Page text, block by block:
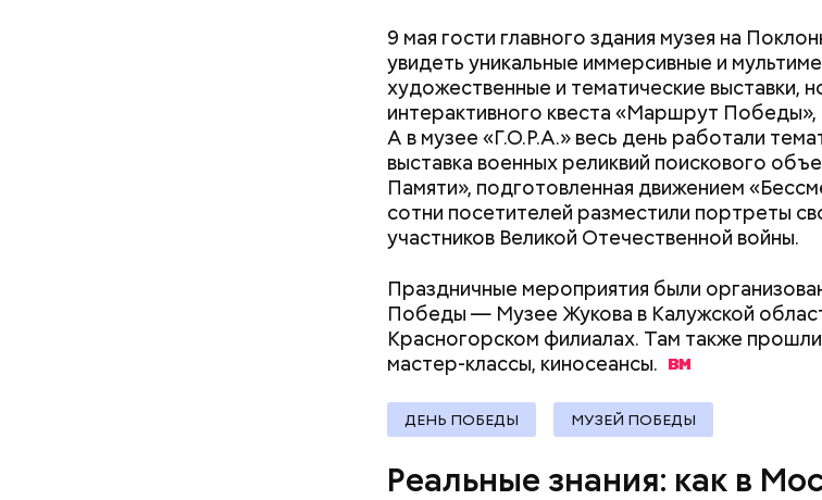
9 мая гости главного здания музея на
увидеть уникальные иммерсивные и
художественные и тематические выставки,
интерактивного квеста «Маршрут Победы»,
А в музее «Г.О.Р.А.» весь день работали
выставка военных реликвий поискового
Памяти», подготовленная движением
сотни посетителей разместили портреты
участников Великой Отечественной войны.
Праздничные мероприятия были
Победы — Музее Жукова в Калужской
Красногорском филиалах. Там также
мастер-классы, киносеансы.
ДЕНЬ ПОБЕДЫ МУЗЕЙ ПОБЕДЫ
Реальные знания: как в
образованием сегодня есть во всех
Поэтому две трети старшекурсников
учебы, после прохождения
процентов выпускников успешно
многозадачно, что отлично подошло бы ей